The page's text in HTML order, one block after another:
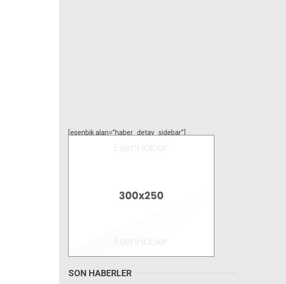
[esenbik alan=”haber_detay_sidebar”]
SON HABERLER